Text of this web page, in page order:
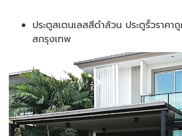
ประตูสเตนเลสสีดำล้วน ประตูรั้วราคา
สกรุงเทพ